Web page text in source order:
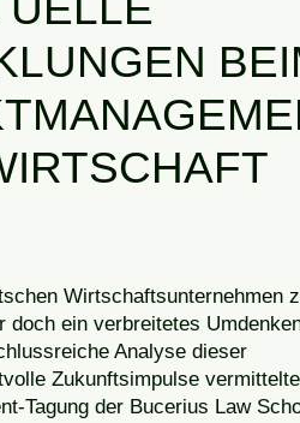
Wirtschaftsunternehmen
doch ein verbreitetes
Analyse dieser
Zukunftsimpulse
Tagung der Bucerius Law